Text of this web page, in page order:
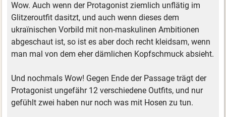
Wow. Auch wenn der Protagonist ziemlich unflätig im
Glitzeroutfit dasitzt, und auch wenn dieses dem
ukraïnischen Vorbild mit non-maskulinen Ambitionen
abgeschaut ist, so ist es aber doch recht kleidsam, wenn
man mal von dem eher dämlichen Kopfschmuck absieht.
Und nochmals Wow! Gegen Ende der Passage trägt der
Protagonist ungefähr 12 verschiedene Outfits, und nur
gefühlt zwei haben nur noch was mit Hosen zu tun.